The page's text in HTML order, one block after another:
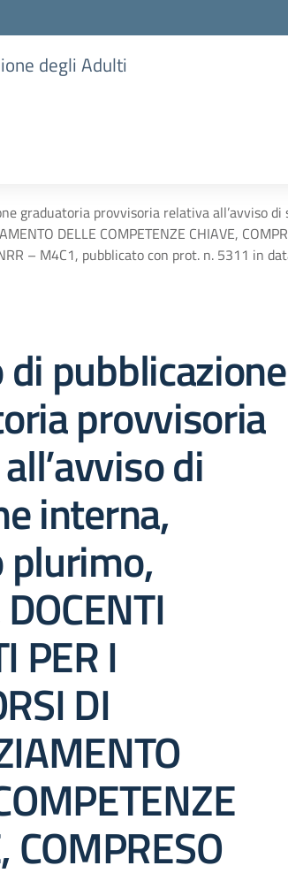
degli Adulti
graduatoria provvisoria relativa all’avviso
DELLE COMPETENZE CHIAVE,
– M4C1, pubblicato con prot. n. 5311 in
di pubblicazione
provvisoria
di
interna,
plurimo,
PER I
DI
COMPRESO